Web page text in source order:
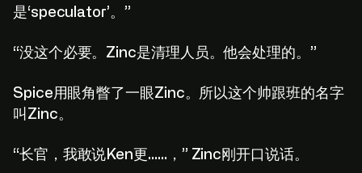
是‘speculator’。”
“没这个必要。Zinc是清理人员。他会处理的。”
Spice用眼角瞥了一眼Zinc。所以这个帅跟班的名字
叫Zinc。
“长官，我敢说Ken更……，” Zinc刚开口说话。